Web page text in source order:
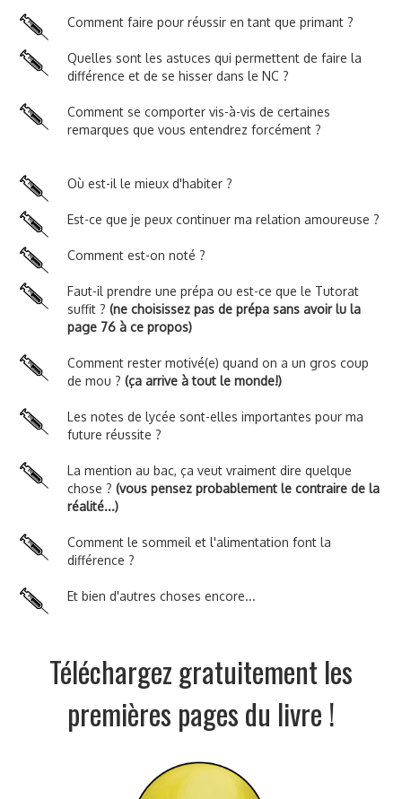
Comment faire pour réussir en tant que primant ?
Quelles sont les astuces qui permettent de faire la
différence et de se hisser dans le NC ?
Comment se comporter vis-à-vis de certaines
remarques que vous entendrez forcément ?
Où est-il le mieux d'habiter ?
Est-ce que je peux continuer ma relation amoureuse ?
Comment est-on noté ?
Faut-il prendre une prépa ou est-ce que le Tutorat
suffit ? (ne choisissez pas de prépa sans avoir lu la
page 76 à ce propos)
Comment rester motivé(e) quand on a un gros coup
de mou ? (ça arrive à tout le monde!)
Les notes de lycée sont-elles importantes pour ma
future réussite ?
La mention au bac, ça veut vraiment dire quelque
chose ? (vous pensez probablement le contraire de la
réalité...)
Comment le sommeil et l'alimentation font la
différence ?
Et bien d'autres choses encore...
Téléchargez gratuitement les
premières pages du livre !